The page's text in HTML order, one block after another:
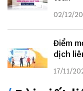
02/12/
Điểm
dịch
17/11/